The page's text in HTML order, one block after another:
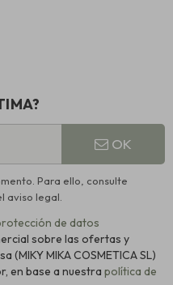
OK
Para ello, consulte
aviso legal.
de datos
sobre las ofertas y
MIKA COSMETICA SL)
en base a nuestra política de